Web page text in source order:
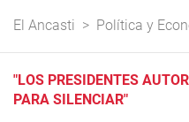
El Ancasti > Política y
"LOS PRESIDENTES
PARA SILENCIAR"